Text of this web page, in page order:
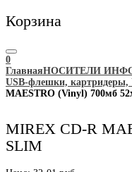
Корзина
0
ГлавнаяНОСИТЕЛИ
USB-флешки, картридеры,
MAESTRO (Vinyl) 700мб
MIREX CD-R
SLIM